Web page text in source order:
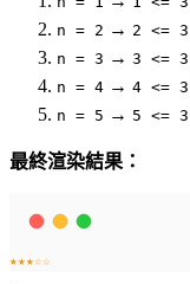
n = 2 → 2 <= 3
n = 3 → 3 <= 3
n = 4 → 4 <= 3
n = 5 → 5 <= 3
最終渲染結果：
★★★☆☆